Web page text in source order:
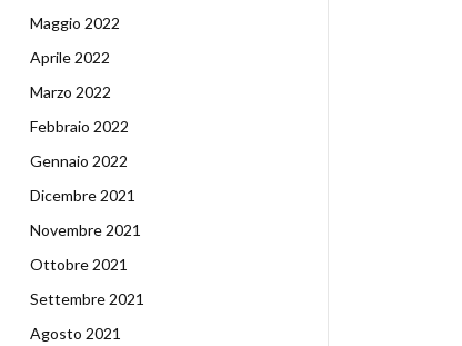
Maggio 2022
Aprile 2022
Marzo 2022
Febbraio 2022
Gennaio 2022
Dicembre 2021
Novembre 2021
Ottobre 2021
Settembre 2021
Agosto 2021